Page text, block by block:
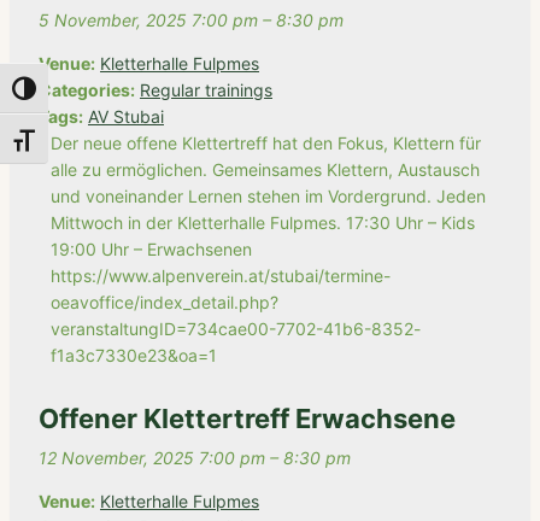
Toggle High Contrast
Toggle Font size
5 November, 2025 7:00 pm –8:30 pm
Venue: Kletterhalle Fulpmes
Categories: Regular trainings
Tags: AV Stubai
Der neue offene Klettertreff hat den Fokus, Klettern für
alle zu ermöglichen. Gemeinsames Klettern, Austausch
und voneinander Lernen stehen im Vordergrund. Jeden
Mittwoch in der Kletterhalle Fulpmes. 17:30 Uhr – Kids
19:00 Uhr – Erwachsenen
https://www.alpenverein.at/stubai/termine-
oeavoffice/index_detail.php?
veranstaltungID=734cae00-7702-41b6-8352-
f1a3c7330e23&oa=1
Offener Klettertreff Erwachsene
12 November, 2025 7:00 pm –8:30 pm
Venue: Kletterhalle Fulpmes